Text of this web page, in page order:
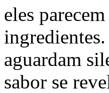
eles
aguardam
sabor se